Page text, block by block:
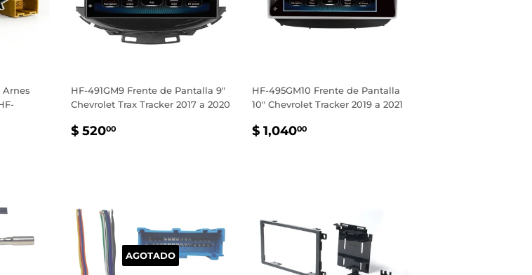
Arnes
HF-491GM9 Frente de Pantalla 9"
Chevrolet Trax Tracker 2017 a 2020
PRECIO
$ 52000
HF-495GM10 Frente de Pantalla
10" Chevrolet Tracker 2019 a 2021
PRECIO
$ 1,04000$
AGOTADO